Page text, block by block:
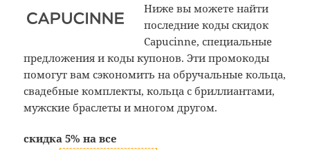
Ниже вы можете найти
последние коды скидок
Capucinne, специальные
предложения и коды купонов. Эти промокоды
помогут вам сэкономить на обручальные кольца,
свадебные комплекты, кольца с бриллиантами,
мужские браслеты и многом другом.
скидка 5% на все